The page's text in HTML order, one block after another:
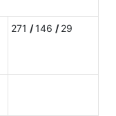
271 /146 /29